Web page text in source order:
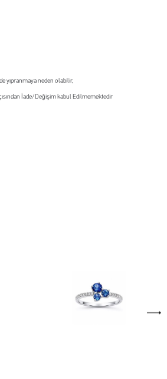
yıpranmaya neden olabilir,
İade/Değişim kabul Edilmemektedir